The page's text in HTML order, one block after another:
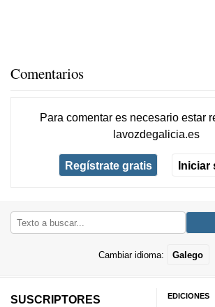
Comentarios
Para comentar es necesario estar
lavozdegalicia.es
Regístrate gratis Iniciar
Cambiar idioma: Galego
SUSCRIPTORES
EDICIONES